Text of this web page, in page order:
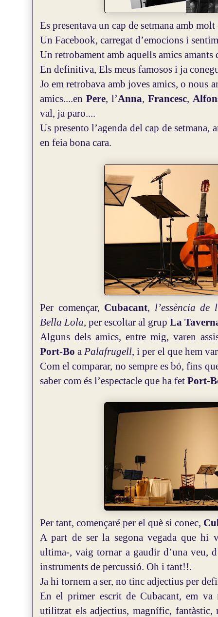
Es presentava un cap de setmana amb molt
Un Facebook, carregat d’emocions i
Un retrobament amb aquells amics amants
En definitiva, Els meus famosos i ja
Jo em retrobava amb joves amics, o nous
amics....enPere, l’Anna,Francesc,
val, ja paro....
Us presento l’agenda del cap de setmana,
en feia bona cara.
Per començar, Cubacant, l’essència de
Bella Lola, per escoltar al grup La
Alguns dels amics, entre mig, varen
Port-Bo a Palafrugell, i per el que hem
Com el comparar, no sempre es bó, fins
saber com és l’espectacle que ha fet Port-
Per tant, començaré per el què si conec,
A part de ser la segona vegada que hi
ultima-, vaig tornar a gaudir d’una veu,
instruments de percussió. Oh i tant!!.
Ja hi tornem a ser, no tinc adjectius per
En el primer escrit de Cubacant, em
utilitzat els adjectius, magnífic, fantàstic,